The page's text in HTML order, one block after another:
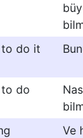
do it
do
Ve